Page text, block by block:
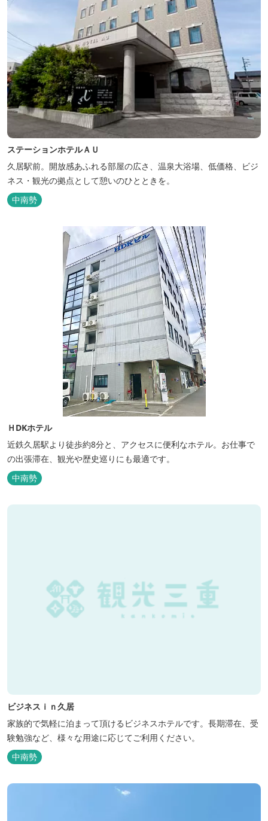
ステーションホテルＡＵ
久居駅前。開放感あふれる部屋の広さ、温泉大浴場、低価格、ビジ
ネス・観光の拠点として憩いのひとときを。
中南勢
ＨDKホテル
近鉄久居駅より徒歩約8分と、アクセスに便利なホテル。お仕事で
の出張滞在、観光や歴史巡りにも最適です。
中南勢
ビジネスｉｎ久居
家族的で気軽に泊まって頂けるビジネスホテルです。長期滞在、受
験勉強など、様々な用途に応じてご利用ください。
中南勢